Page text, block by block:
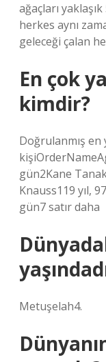
ağaçları
herkes aynı
geleceği çalan
En çok
kimdir?
Doğrulanmış en
gün2Kane
Knauss119 yıl,
gün7 satır daha
Metuşelah4.